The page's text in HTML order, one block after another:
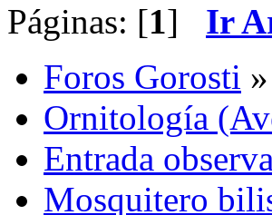
Páginas: [1] Ir
Foros Gorosti »
Ornitología
Entrada
Mosquitero